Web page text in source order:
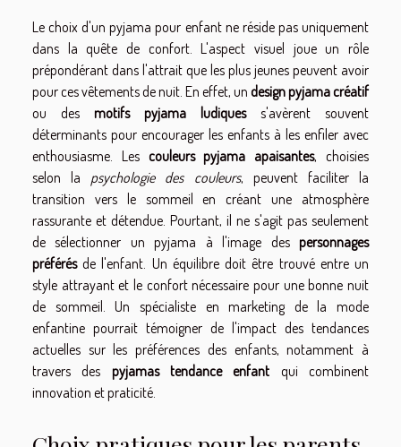
Le choix d'un pyjama pour enfant ne réside pas uniquement
dans la quête de confort. L'aspect visuel joue un rôle
prépondérant dans l'attrait que les plus jeunes peuvent avoir
pour ces vêtements de nuit. En effet, un design pyjama créatif
ou des motifs pyjama ludiquess'avèrent souvent
déterminants pour encourager les enfants à les enfiler avec
enthousiasme. Les couleurs pyjama apaisantes, choisies
selon la psychologie des couleurs, peuvent faciliter la
transition vers le sommeil en créant une atmosphère
rassurante et détendue. Pourtant, il ne s'agit pas seulement
de sélectionner un pyjama à l'image des personnages
préférésde l'enfant. Un équilibre doit être trouvé entre un
style attrayant et le confort nécessaire pour une bonne nuit
de sommeil. Un spécialiste en marketing de la mode
enfantine pourrait témoigner de l'impact des tendances
actuelles sur les préférences des enfants, notamment à
travers des pyjamas tendance enfant qui combinent
innovation et praticité.